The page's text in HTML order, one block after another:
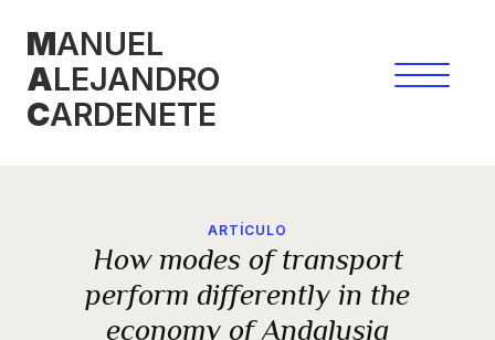
contenido
MANUEL
ALEJANDRO
CARDENETE
ARTÍCULO
How modes of transport
perform differently in the
economy of Andalusia